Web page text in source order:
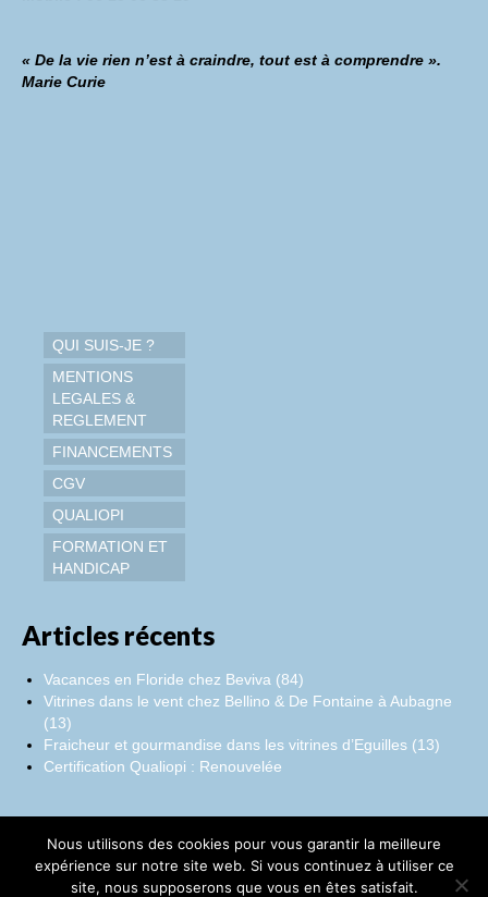
« De la vie rien n’est à craindre, tout est à comprendre ».
Marie Curie
QUI SUIS-JE ?
MENTIONS
LEGALES &
REGLEMENT
FINANCEMENTS
CGV
QUALIOPI
FORMATION ET
HANDICAP
Articles récents
Vacances en Floride chez Beviva (84)
Vitrines dans le vent chez Bellino & De Fontaine à Aubagne
(13)
Fraicheur et gourmandise dans les vitrines d’Eguilles (13)
Certification Qualiopi : Renouvelée
Facebook
Instagram
LinkedIn
Nous utilisons des cookies pour vous garantir la meilleure
expérience sur notre site web. Si vous continuez à utiliser ce
site, nous supposerons que vous en êtes satisfait.